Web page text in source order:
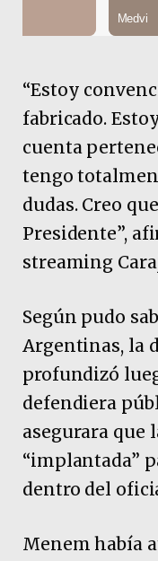
“Estoy
fabricado.
cuenta
tengo
dudas. Creo
Presidente”,
streaming
Según pudo
Argentinas, la
profundizó
defendiera
asegurara que
“implantada”
dentro del
Menem había